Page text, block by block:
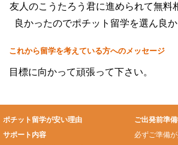
友人のこうたろう君に進められて無料
良かったのでポチット留学を選ん良か
これから留学を考えている方へのメッセージ
目標に向かって頑張って下さい。
ポチット留学が安い理由
サポート内容
ご出発前準
必ずご準備